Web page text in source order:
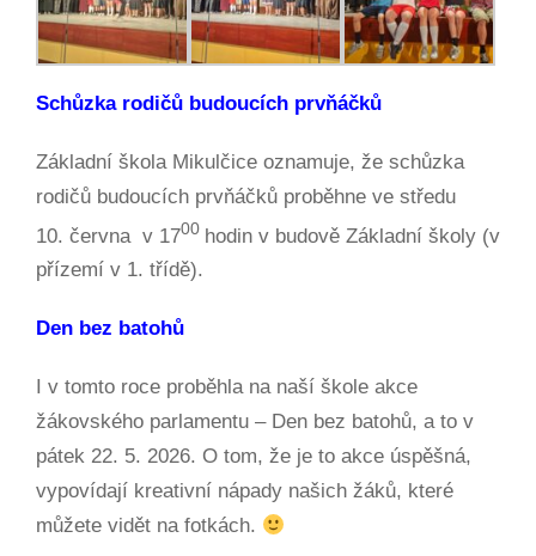
Schůzka rodičů budoucích prvňáčků
Základní škola Mikulčice oznamuje, že schůzka
rodičů budoucích prvňáčků proběhne ve středu
10. června v 1700 hodin v budově Základní školy (v
přízemí v 1. třídě).
Den bez batohů
I v tomto roce proběhla na naší škole akce
žákovského parlamentu – Den bez batohů, a to v
pátek 22. 5. 2026. O tom, že je to akce úspěšná,
vypovídají kreativní nápady našich žáků, které
můžete vidět na fotkách.